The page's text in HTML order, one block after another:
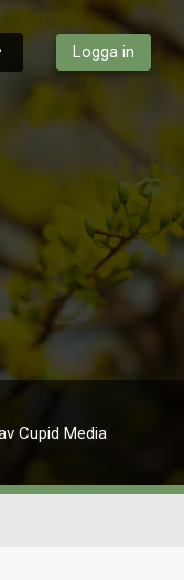
Logga in
Cupid Media